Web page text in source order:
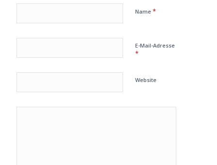
Name *
E-Mail-Adresse
*
Website